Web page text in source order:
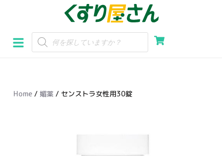
ン
テ
スHome / 媚薬 / センストラ女性用30錠